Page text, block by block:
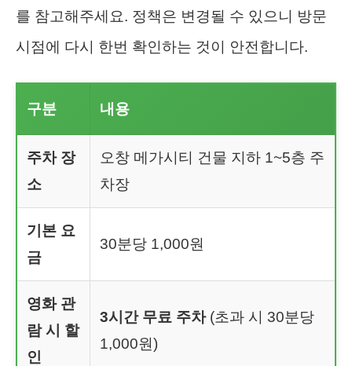
를 참고해주세요. 정책은 변경될 수 있으니 방문
시점에 다시 한번 확인하는 것이 안전합니다.
구분 내용
주차 장
소
오창 메가시티 건물 지하 1~5층 주
차장
기본 요
금
30분당 1,000원
영화 관
람 시 할
인
3시간 무료 주차(초과 시 30분당
1,000원)